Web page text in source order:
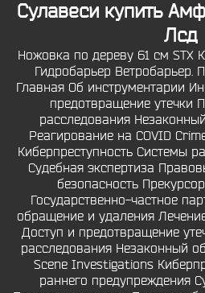
Сулавеси купить
Лсд
Ножовка по дереву 61 см STX
Гидробарьер Ветробарьер.
Главная Об инструментарии
предотвращение утечки
расследования
Pеагированиe на COVID
Киберпреступность Системы
Судебная экспертиза
безопасность
Государственно-частное
обращение и удаления
Доступ и предотвращение
расследования Незаконный
Scene Investigations
раннего предупреждения